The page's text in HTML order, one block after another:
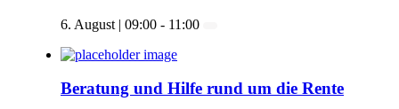
6. August | 09:00 - 11:00
Beratung und Hilfe rund um die Rente